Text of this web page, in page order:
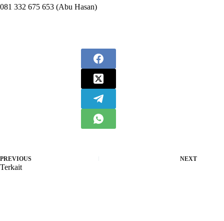
081 332 675 653 (Abu Hasan)
PREVIOUS NEXT
Terkait